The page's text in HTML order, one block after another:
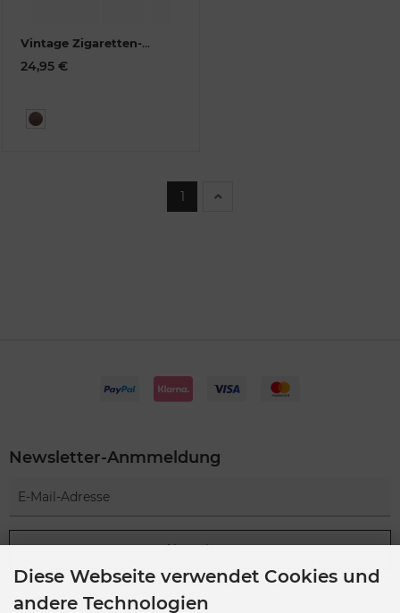
Vintage Zigaretten-
Etui, groß, Leder
1643A-25
24,95 €
1
Newsletter-Anmmeldung
Abonnieren
Der Newsletter kann jederzeit hier oder in Ihrem Kundenkonto abbestellt
werden.
Diese Webseite verwendet Cookies und
andere Technologien